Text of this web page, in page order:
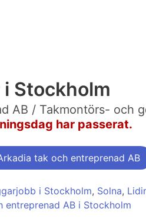
Stockholm
AB / Takmontörs- och
har passerat.
tak och entreprenad AB
i Stockholm, Solna,
AB i Stockholm